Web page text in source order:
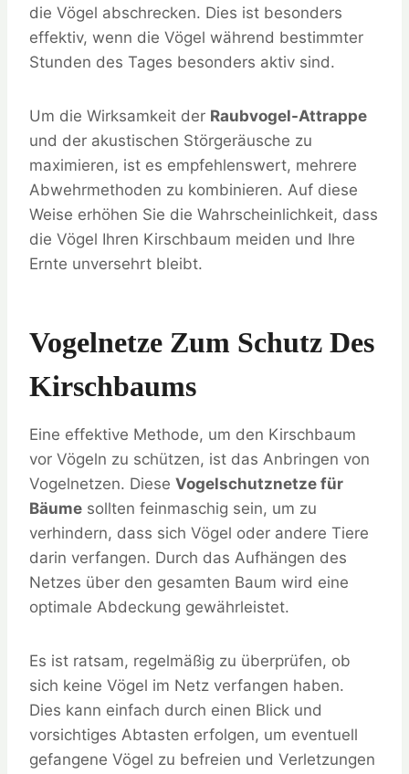
die Vögel abschrecken. Dies ist besonders
effektiv, wenn die Vögel während bestimmter
Stunden des Tages besonders aktiv sind.
Um die Wirksamkeit der Raubvogel-Attrappe
und der akustischen Störgeräusche zu
maximieren, ist es empfehlenswert, mehrere
Abwehrmethoden zu kombinieren. Auf diese
Weise erhöhen Sie die Wahrscheinlichkeit, dass
die Vögel Ihren Kirschbaum meiden und Ihre
Ernte unversehrt bleibt.
Vogelnetze Zum Schutz Des
Kirschbaums
Eine effektive Methode, um den Kirschbaum
vor Vögeln zu schützen, ist das Anbringen von
Vogelnetzen. Diese Vogelschutznetze für
Bäume sollten feinmaschig sein, um zu
verhindern, dass sich Vögel oder andere Tiere
darin verfangen. Durch das Aufhängen des
Netzes über den gesamten Baum wird eine
optimale Abdeckung gewährleistet.
Es ist ratsam, regelmäßig zu überprüfen, ob
sich keine Vögel im Netz verfangen haben.
Dies kann einfach durch einen Blick und
vorsichtiges Abtasten erfolgen, um eventuell
gefangene Vögel zu befreien und Verletzungen